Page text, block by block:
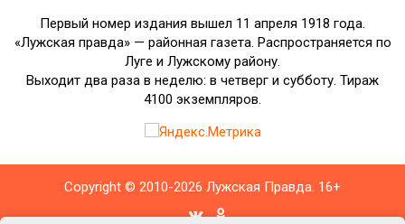
Первый номер издания вышел 11 апреля 1918 года.
«Лужская правда» — районная газета. Распространяется по
Луге и Лужскому району.
Выходит два раза в неделю: в четверг и субботу. Тираж
4100 экземпляров.
Copyright © 2010-2026 Лужская Правда. 16+